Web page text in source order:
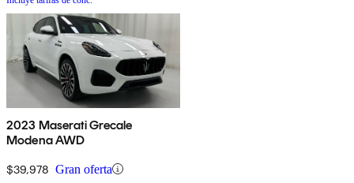
2023 Maserati Grecale
Modena AWD
$39,978 Gran oferta